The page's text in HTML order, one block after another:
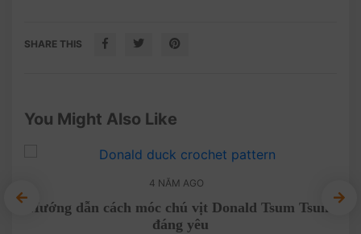
SHARE THIS
You Might Also Like
4 NĂM AGO
Hướng dẫn cách móc chú vịt Donald Tsum Tsum
đáng yêu